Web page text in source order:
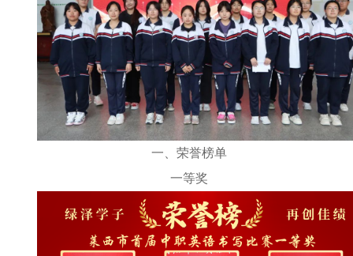
一、荣誉榜单
一等奖